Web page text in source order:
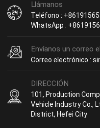
Llámanos
Teléfono :
WhatsApp :
Envíanos un correo
Correo electrónico :
DIRECCIÓN
101, Production
Vehicle Industry Co.,
District, Hefei City